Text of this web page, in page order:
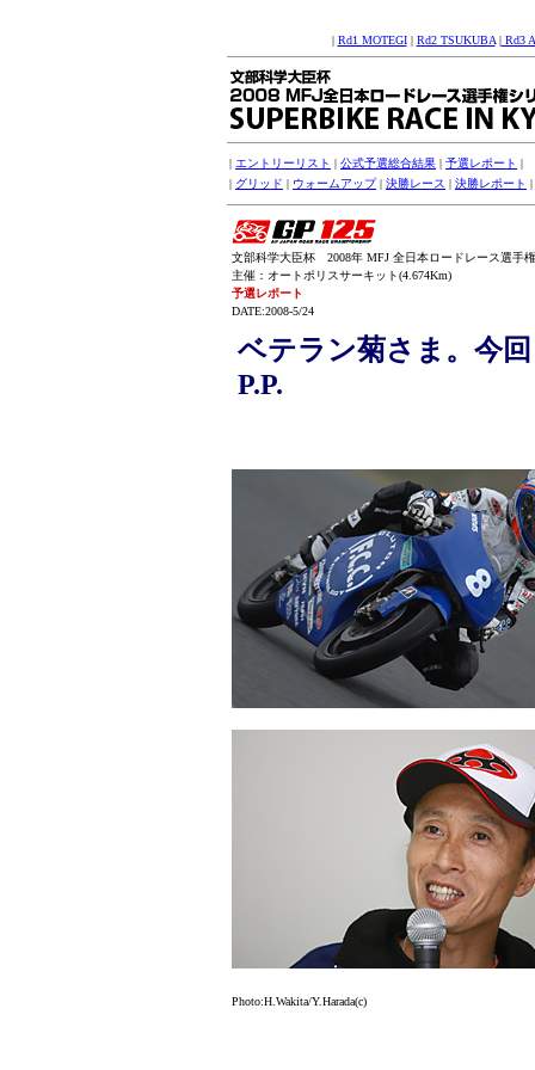
| Rd1 MOTEGI| Rd2 TSUKUBA|Rd3
| エントリーリスト | 公式予選総合結果 | 予選レポート |
| グリッド | ウォームアップ| 決勝レース | 決勝レポート |
文部科学大臣杯 2008年 MFJ 全日本ロードレース選手
主催：オートポリスサーキット(4.674Km)
予選レポート
DATE:2008-5/24
ベテラン菊さま。今
P.P.
Photo:H.Wakita/Y.Harada(c)